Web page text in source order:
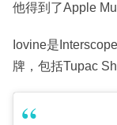
他得到了Apple
Iovine是
牌，包括Tupac